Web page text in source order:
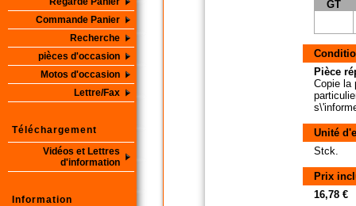
Commande Panier
Recherche
pièces d'occasion
Motos d'occasion
Lettre/Fax
Téléchargement
Vidéos et Lettres
d'information
Information
GT
Pièce
Copie la
Unité
Stck.
Prix
16,78 €